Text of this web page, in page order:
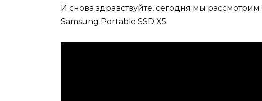
И снова здравствуйте, сегодня мы
Samsung Portable SSD X5.